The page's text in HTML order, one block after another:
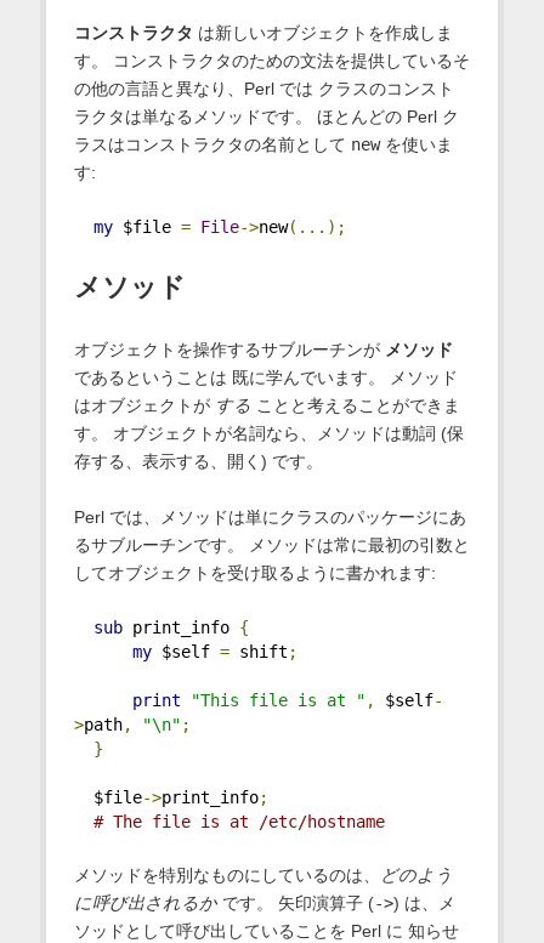
コンストラクタ は新しいオブジェクトを作成しま
す。 コンストラクタのための文法を提供しているそ
の他の言語と異なり、Perl では クラスのコンスト
ラクタは単なるメソッドです。 ほとんどの Perl ク
ラスはコンストラクタの名前として newを使いま
す:
my $file = File->new(...);
メソッド
オブジェクトを操作するサブルーチンが メソッド
であるということは 既に学んでいます。 メソッド
はオブジェクトが する ことと考えることができま
す。 オブジェクトが名詞なら、メソッドは動詞 (保
存する、表示する、開く) です。
Perl では、メソッドは単にクラスのパッケージにあ
るサブルーチンです。 メソッドは常に最初の引数と
してオブジェクトを受け取るように書かれます:
sub print_info {
my $self = shift ;
print "This file is at " , $self-
>path, "\n" ;
}
$file->print_info;
# The file is at /etc/hostname
メソッドを特別なものにしているのは、
どのよう
に呼び出されるかです。 矢印演算子 (->) は、メ
ソッドとして呼び出していることを Perl に 知らせ